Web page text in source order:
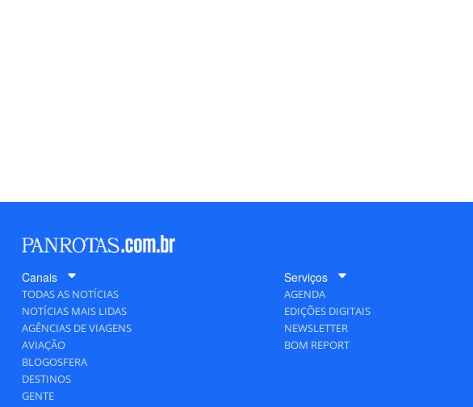
Canais
TODAS AS NOTÍCIAS
NOTÍCIAS MAIS LIDAS
AGÊNCIAS DE VIAGENS
AVIAÇÃO
BLOGOSFERA
DESTINOS
GENTE
Serviços
AGENDA
EDIÇÕES DIGITAIS
NEWSLETTER
BOM REPORT